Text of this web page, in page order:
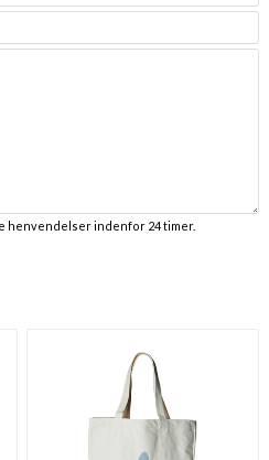
henvendelser indenfor 24 timer.